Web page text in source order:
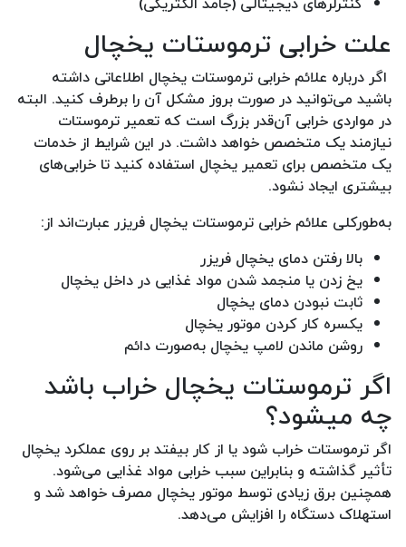
علت خرابی ترموستات یخچال
اگر درباره علائم خرابی ترموستات یخچال اطلاعاتی داشته
باشید می‌توانید در صورت بروز مشکل آن را برطرف کنید. البته
در مواردی خرابی آن‌قدر بزرگ است که تعمیر ترموستات
نیازمند یک متخصص خواهد داشت. در این شرایط از خدمات
یک متخصص برای تعمیر یخچال استفاده کنید تا خرابی‌های
بیشتری ایجاد نشود.
به‌طورکلی علائم خرابی ترموستات یخچال فریزر عبارت‌اند از:
بالا رفتن دمای یخچال فریزر
یخ زدن یا منجمد شدن مواد غذایی در داخل یخچال
ثابت نبودن دمای یخچال
یکسره کار کردن موتور یخچال
روشن ماندن لامپ یخچال به‌صورت دائم
اگر ترموستات یخچال خراب باشد
چه میشود؟
اگر ترموستات خراب شود یا از کار بیفتد بر روی عملکرد یخچال
تأثیر گذاشته و بنابراین سبب خرابی مواد غذایی می‌شود.
همچنین برق زیادی توسط موتور یخچال مصرف خواهد شد و
استهلاک دستگاه را افزایش می‌دهد.